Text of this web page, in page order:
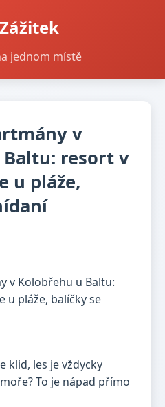
jednom místě
v
resort v
u pláže,
klid, les je vždycky
To je nápad přímo